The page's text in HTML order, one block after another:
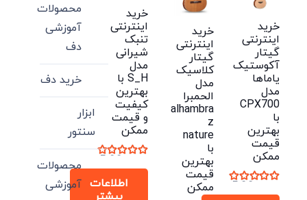
خرید
اینترنتی
گیتار
آکوستیک
یاماها
مدل
CPX700
با
بهترین
قیمت
ممکن
5.00
خرید
اینترنتی
گیتار
کلاسیک
مدل
الحمبرا
alhambra
z
nature
با
بهترین
قیمت
ممکن
خرید
اینترنتی
تنبک
شیرانی
مدل
S_H با
بهترین
کیفیت
و قیمت
ممکن
5.00
اطلاعات
بیشتر
محصولات
آموزشی
دف
خرید دف
ابزار
سنتور
محصولات
آموزشی